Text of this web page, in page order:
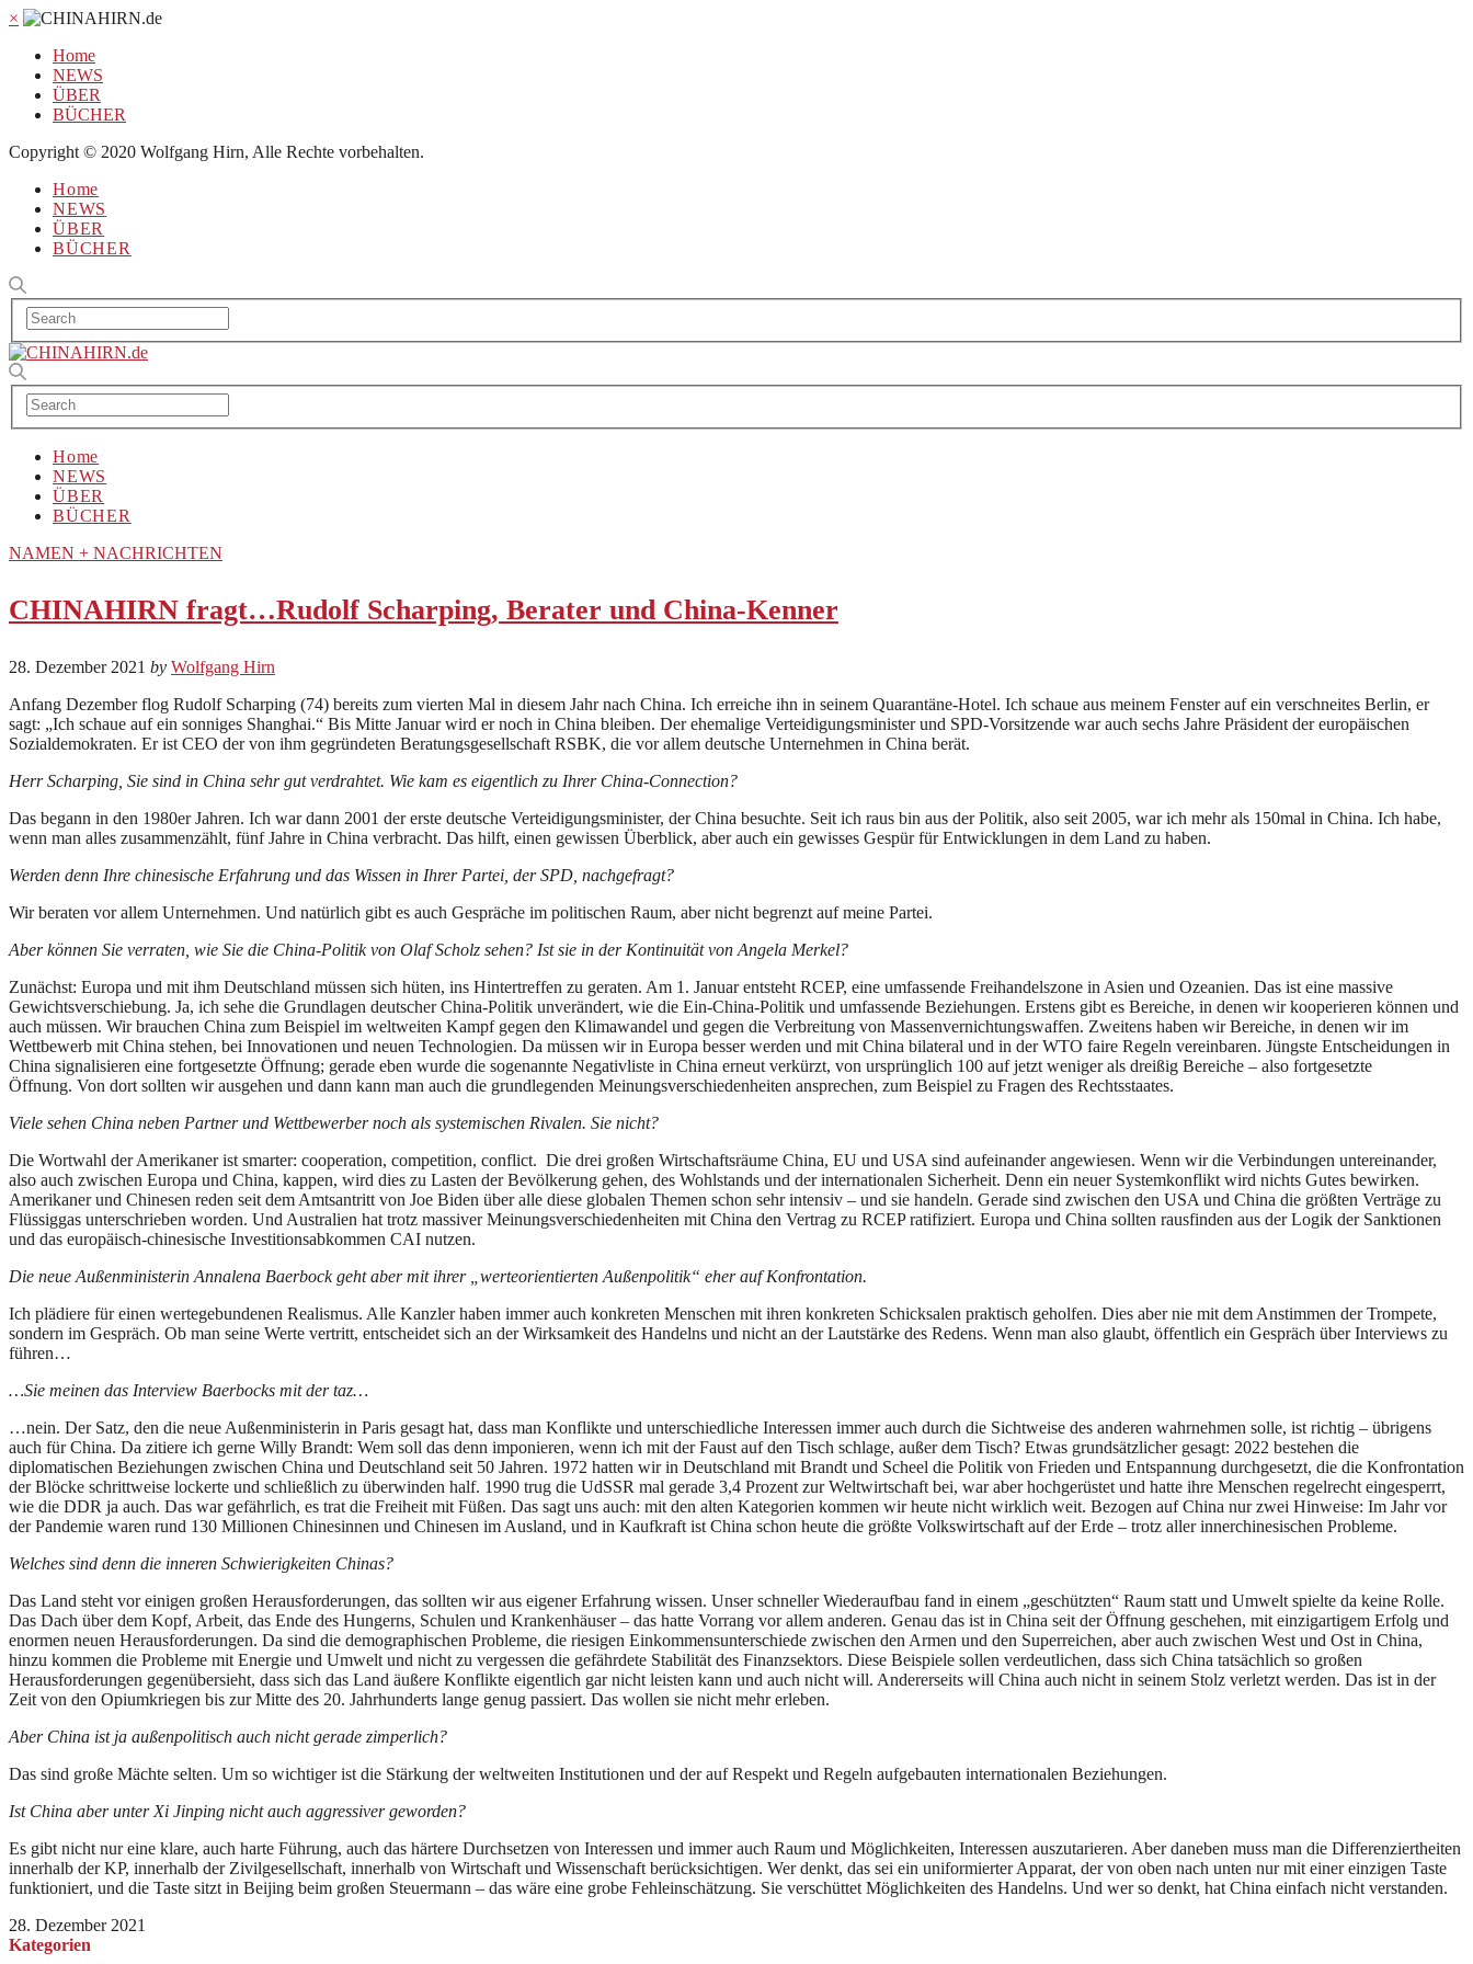
×
Home
NEWS
ÜBER
BÜCHER
Copyright © 2020 Wolfgang Hirn, Alle Rechte vorbehalten.
Home
NEWS
ÜBER
BÜCHER
Home
NEWS
ÜBER
BÜCHER
NAMEN + NACHRICHTEN
CHINAHIRN fragt…Rudolf Scharping, Berater und China-Kenner
28. Dezember 2021 by Wolfgang Hirn
Anfang Dezember flog Rudolf Scharping (74) bereits zum vierten Mal in diesem Jahr nach China. Ich erreiche ihn in seinem Quarantäne-Hotel. Ich schaue aus meinem Fenster auf ein verschneites Berlin, er
sagt: „Ich schaue auf ein sonniges Shanghai.“ Bis Mitte Januar wird er noch in China bleiben. Der ehemalige Verteidigungsminister und SPD-Vorsitzende war auch sechs Jahre Präsident der europäischen
Sozialdemokraten. Er ist CEO der von ihm gegründeten Beratungsgesellschaft RSBK, die vor allem deutsche Unternehmen in China berät.
Herr Scharping, Sie sind in China sehr gut verdrahtet. Wie kam es eigentlich zu Ihrer China-Connection?
Das begann in den 1980er Jahren. Ich war dann 2001 der erste deutsche Verteidigungsminister, der China besuchte. Seit ich raus bin aus der Politik, also seit 2005, war ich mehr als 150mal in China. Ich habe,
wenn man alles zusammenzählt, fünf Jahre in China verbracht. Das hilft, einen gewissen Überblick, aber auch ein gewisses Gespür für Entwicklungen in dem Land zu haben.
Werden denn Ihre chinesische Erfahrung und das Wissen in Ihrer Partei, der SPD, nachgefragt?
Wir beraten vor allem Unternehmen. Und natürlich gibt es auch Gespräche im politischen Raum, aber nicht begrenzt auf meine Partei.
Aber können Sie verraten, wie Sie die China-Politik von Olaf Scholz sehen? Ist sie in der Kontinuität von Angela Merkel?
Zunächst: Europa und mit ihm Deutschland müssen sich hüten, ins Hintertreffen zu geraten. Am 1. Januar entsteht RCEP, eine umfassende Freihandelszone in Asien und Ozeanien. Das ist eine massive
Gewichtsverschiebung. Ja, ich sehe die Grundlagen deutscher China-Politik unverändert, wie die Ein-China-Politik und umfassende Beziehungen. Erstens gibt es Bereiche, in denen wir kooperieren können und
auch müssen. Wir brauchen China zum Beispiel im weltweiten Kampf gegen den Klimawandel und gegen die Verbreitung von Massenvernichtungswaffen. Zweitens haben wir Bereiche, in denen wir im
Wettbewerb mit China stehen, bei Innovationen und neuen Technologien. Da müssen wir in Europa besser werden und mit China bilateral und in der WTO faire Regeln vereinbaren. Jüngste Entscheidungen in
China signalisieren eine fortgesetzte Öffnung; gerade eben wurde die sogenannte Negativliste in China erneut verkürzt, von ursprünglich 100 auf jetzt weniger als dreißig Bereiche – also fortgesetzte
Öffnung. Von dort sollten wir ausgehen und dann kann man auch die grundlegenden Meinungsverschiedenheiten ansprechen, zum Beispiel zu Fragen des Rechtsstaates.
Viele sehen China neben Partner und Wettbewerber noch als systemischen Rivalen. Sie nicht?
Die Wortwahl der Amerikaner ist smarter: cooperation, competition, conflict. Die drei großen Wirtschaftsräume China, EU und USA sind aufeinander angewiesen. Wenn wir die Verbindungen untereinander,
also auch zwischen Europa und China, kappen, wird dies zu Lasten der Bevölkerung gehen, des Wohlstands und der internationalen Sicherheit. Denn ein neuer Systemkonflikt wird nichts Gutes bewirken.
Amerikaner und Chinesen reden seit dem Amtsantritt von Joe Biden über alle diese globalen Themen schon sehr intensiv – und sie handeln. Gerade sind zwischen den USA und China die größten Verträge zu
Flüssiggas unterschrieben worden. Und Australien hat trotz massiver Meinungsverschiedenheiten mit China den Vertrag zu RCEP ratifiziert. Europa und China sollten rausfinden aus der Logik der Sanktionen
und das europäisch-chinesische Investitionsabkommen CAI nutzen.
Die neue Außenministerin Annalena Baerbock geht aber mit ihrer „werteorientierten Außenpolitik“ eher auf Konfrontation.
Ich plädiere für einen wertegebundenen Realismus. Alle Kanzler haben immer auch konkreten Menschen mit ihren konkreten Schicksalen praktisch geholfen. Dies aber nie mit dem Anstimmen der Trompete,
sondern im Gespräch. Ob man seine Werte vertritt, entscheidet sich an der Wirksamkeit des Handelns und nicht an der Lautstärke des Redens. Wenn man also glaubt, öffentlich ein Gespräch über Interviews zu
führen…
…Sie meinen das Interview Baerbocks mit der taz…
…nein. Der Satz, den die neue Außenministerin in Paris gesagt hat, dass man Konflikte und unterschiedliche Interessen immer auch durch die Sichtweise des anderen wahrnehmen solle, ist richtig – übrigens
auch für China. Da zitiere ich gerne Willy Brandt: Wem soll das denn imponieren, wenn ich mit der Faust auf den Tisch schlage, außer dem Tisch? Etwas grundsätzlicher gesagt: 2022 bestehen die
diplomatischen Beziehungen zwischen China und Deutschland seit 50 Jahren. 1972 hatten wir in Deutschland mit Brandt und Scheel die Politik von Frieden und Entspannung durchgesetzt, die die Konfrontation
der Blöcke schrittweise lockerte und schließlich zu überwinden half. 1990 trug die UdSSR mal gerade 3,4 Prozent zur Weltwirtschaft bei, war aber hochgerüstet und hatte ihre Menschen regelrecht eingesperrt,
wie die DDR ja auch. Das war gefährlich, es trat die Freiheit mit Füßen. Das sagt uns auch: mit den alten Kategorien kommen wir heute nicht wirklich weit. Bezogen auf China nur zwei Hinweise: Im Jahr vor
der Pandemie waren rund 130 Millionen Chinesinnen und Chinesen im Ausland, und in Kaufkraft ist China schon heute die größte Volkswirtschaft auf der Erde – trotz aller innerchinesischen Probleme.
Welches sind denn die inneren Schwierigkeiten Chinas?
Das Land steht vor einigen großen Herausforderungen, das sollten wir aus eigener Erfahrung wissen. Unser schneller Wiederaufbau fand in einem „geschützten“ Raum statt und Umwelt spielte da keine Rolle.
Das Dach über dem Kopf, Arbeit, das Ende des Hungerns, Schulen und Krankenhäuser – das hatte Vorrang vor allem anderen. Genau das ist in China seit der Öffnung geschehen, mit einzigartigem Erfolg und
enormen neuen Herausforderungen. Da sind die demographischen Probleme, die riesigen Einkommensunterschiede zwischen den Armen und den Superreichen, aber auch zwischen West und Ost in China,
hinzu kommen die Probleme mit Energie und Umwelt und nicht zu vergessen die gefährdete Stabilität des Finanzsektors. Diese Beispiele sollen verdeutlichen, dass sich China tatsächlich so großen
Herausforderungen gegenübersieht, dass sich das Land äußere Konflikte eigentlich gar nicht leisten kann und auch nicht will. Andererseits will China auch nicht in seinem Stolz verletzt werden. Das ist in der
Zeit von den Opiumkriegen bis zur Mitte des 20. Jahrhunderts lange genug passiert. Das wollen sie nicht mehr erleben.
Aber China ist ja außenpolitisch auch nicht gerade zimperlich?
Das sind große Mächte selten. Um so wichtiger ist die Stärkung der weltweiten Institutionen und der auf Respekt und Regeln aufgebauten internationalen Beziehungen.
Ist China aber unter Xi Jinping nicht auch aggressiver geworden?
Es gibt nicht nur eine klare, auch harte Führung, auch das härtere Durchsetzen von Interessen und immer auch Raum und Möglichkeiten, Interessen auszutarieren. Aber daneben muss man die Differenziertheiten
innerhalb der KP, innerhalb der Zivilgesellschaft, innerhalb von Wirtschaft und Wissenschaft berücksichtigen. Wer denkt, das sei ein uniformierter Apparat, der von oben nach unten nur mit einer einzigen Taste
funktioniert, und die Taste sitzt in Beijing beim großen Steuermann – das wäre eine grobe Fehleinschätzung. Sie verschüttet Möglichkeiten des Handelns. Und wer so denkt, hat China einfach nicht verstanden.
28. Dezember 2021
Kategorien